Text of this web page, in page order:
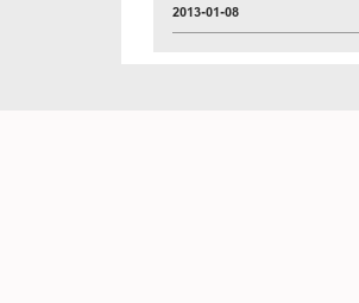
2013-01-08